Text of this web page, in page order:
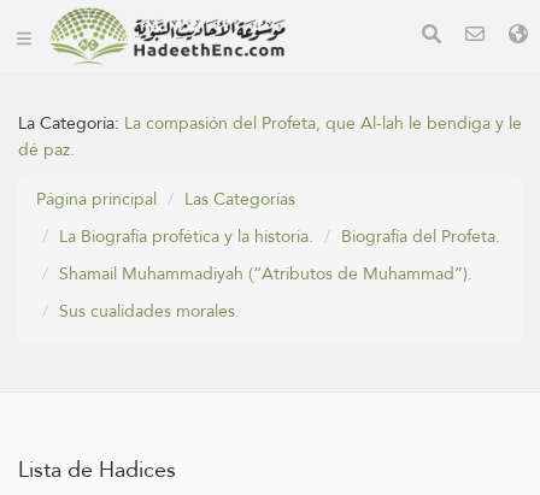
La Categoría: La compasión del Profeta, que Al-lah le bendiga y le
dé paz.
Página principal
Las Categorías
La Biografía profética y la historia.
Biografía del Profeta.
Shamail Muhammadiyah (“ِAtributos de Muhammad”).
Sus cualidades morales.
Lista de Hadices